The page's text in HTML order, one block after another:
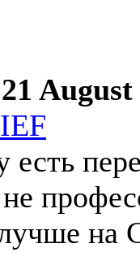
August
есть
на